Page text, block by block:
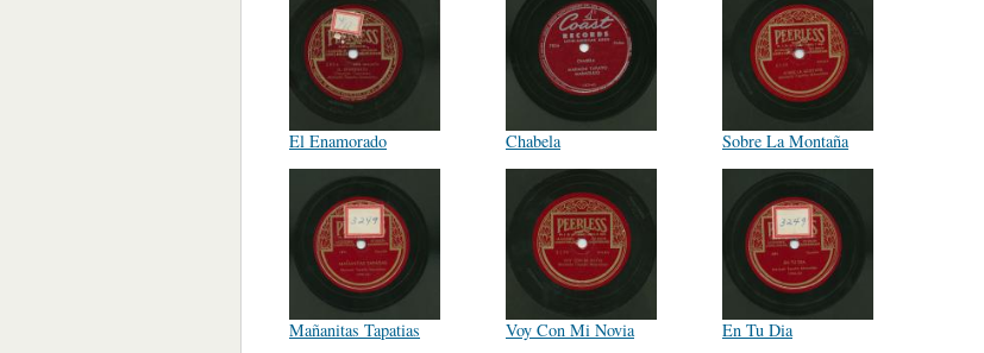
El Enamorado Chabela Sobre La Montaña
Mañanitas Tapatias Voy Con Mi Novia En Tu Dia